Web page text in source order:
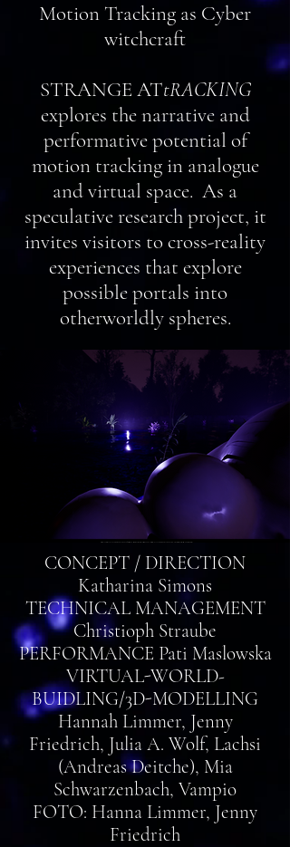
Motion Tracking as Cyber
witchcraft
STRANGE ATtRACKING
explores the narrative and
performative potential of
motion tracking in analogue
and virtual space. As a
speculative research project, it
invites visitors to cross-reality
experiences that explore
possible portals into
otherworldly spheres.
CONCEPT / DIRECTION
Katharina Simons
TECHNICAL MANAGEMENT
Christioph Straube
PERFORMANCE Pati Maslowska
VIRTUAL-WORLD-
BUIDLING/3D-MODELLING
Hannah Limmer, Jenny
Friedrich, Julia A. Wolf, Lachsi
(Andreas Deitche), Mia
Schwarzenbach, Vampio
FOTO: Hanna Limmer, Jenny
Friedrich